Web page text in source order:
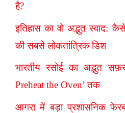
है?
इतिहास का वो अद्भुत स्वाद:
की सबसे लोकतांत्रिक डिश
भारतीय रसोई का अद्भुत
Preheat the Oven’ तक
आगरा में बड़ा प्रशासनिक